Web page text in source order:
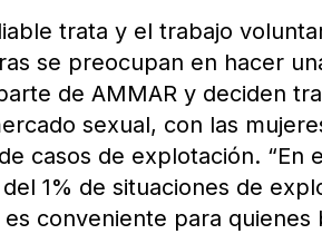
trata y el trabajo
se preocupan en hacer
de AMMAR y deciden
sexual, con las
casos de explotación. “En
1% de situaciones de
conveniente para quienes